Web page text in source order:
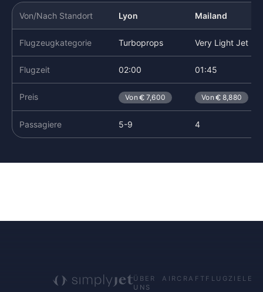
Von/Nach Standort Lyon Mailand
Flugzeugkategorie Turboprops Very Light Jet
Flugzeit 02:00 01:45
Preis Von 7,600 Von 8,880
Passagiere 5-9 4
ÜBER
UNS
AIRCRAFT FLUGZIELE